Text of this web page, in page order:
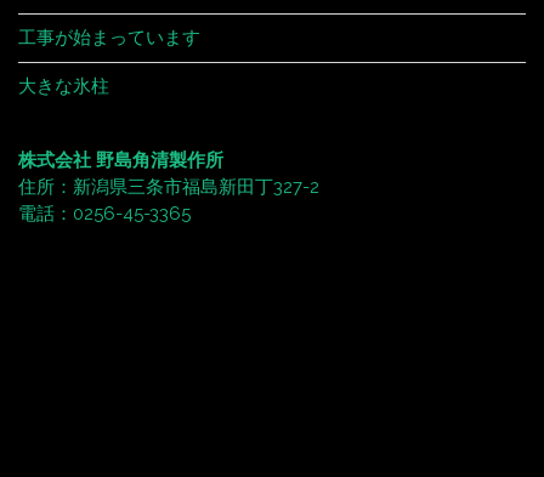
工事が始まっています
大きな氷柱
株式会社 野島角清製作所
住所：新潟県三条市福島新田丁327-2
電話：0256-45-3365